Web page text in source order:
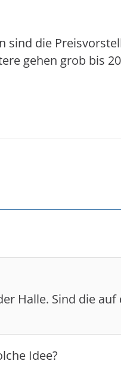
sind die
gehen grob bis
Halle. Sind die
Idee?